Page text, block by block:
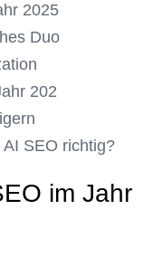
2025
Duo
202
SEO richtig?
im Jahr